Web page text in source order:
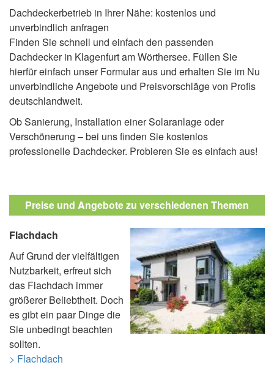
Dachdeckerbetrieb in Ihrer Nähe: kostenlos und
unverbindlich anfragen
Finden Sie schnell und einfach den passenden
Dachdecker in Klagenfurt am Wörthersee. Füllen Sie
hierfür einfach unser Formular aus und erhalten Sie im Nu
unverbindliche Angebote und Preisvorschläge von Profis
deutschlandweit.
Ob Sanierung, Installation einer Solaranlage oder
Verschönerung – bei uns finden Sie kostenlos
professionelle Dachdecker. Probieren Sie es einfach aus!
Preise und Angebote zu verschiedenen Themen
Flachdach
Auf Grund der vielfältigen
Nutzbarkeit, erfreut sich
das Flachdach immer
größerer Beliebtheit. Doch
es gibt ein paar Dinge die
Sie unbedingt beachten
sollten.
> Flachdach